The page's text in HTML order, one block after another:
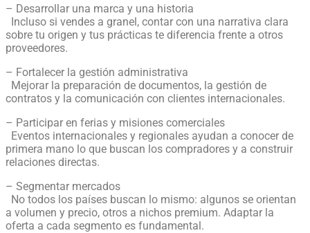
– Desarrollar una marca y una historia
Incluso si vendes a granel, contar con una narrativa clara
sobre tu origen y tus prácticas te diferencia frente a otros
proveedores.
– Fortalecer la gestión administrativa
Mejorar la preparación de documentos, la gestión de
contratos y la comunicación con clientes internacionales.
– Participar en ferias y misiones comerciales
Eventos internacionales y regionales ayudan a conocer de
primera mano lo que buscan los compradores y a construir
relaciones directas.
– Segmentar mercados
No todos los países buscan lo mismo: algunos se orientan
a volumen y precio, otros a nichos premium. Adaptar la
oferta a cada segmento es fundamental.